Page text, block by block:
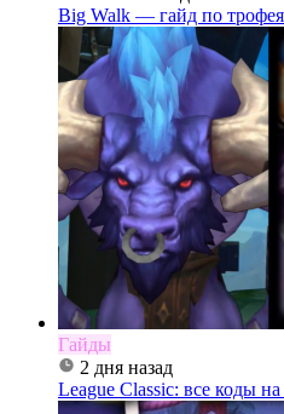
Big Walk — гайд по
Гайды
2 дня назад
League Classic: все коды